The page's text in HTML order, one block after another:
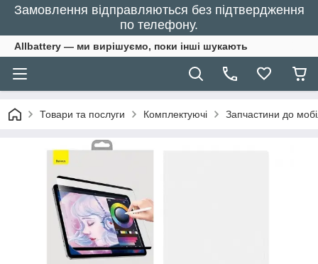
Замовлення відправляються без підтвердження
по телефону.
Allbattery — ми вирішуємо, поки інші шукають
Товари та послуги Комплектуючі Запчастини до